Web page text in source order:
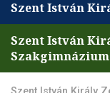
Szent István
Szent István
Szakgimnázium